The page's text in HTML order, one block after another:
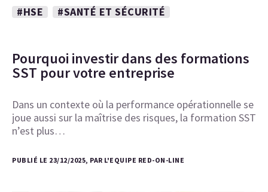
#HSE
#SANTÉ ET SÉCURITÉ
Pourquoi investir dans des formations
SST pour votre entreprise
Dans un contexte où la performance opérationnelle se
joue aussi sur la maîtrise des risques, la formation SST
n’est plus…
PUBLIÉ LE 23/12/2025, PAR L'EQUIPE RED-ON-LINE